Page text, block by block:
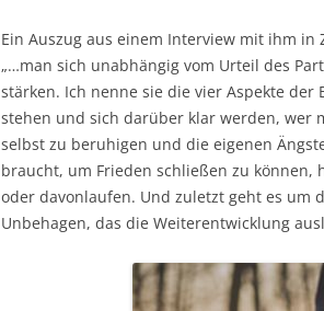
VERBITTERUNG
VERBITTERUNGSSTÖRUNG
NÄHE UND DISTANZ
GRENZEN
KINDERWUNSCH
Ein Auszug aus einem Interview mit ihm in
„…man sich unabhängig vom Urteil des
stärken. Ich nenne sie die vier Aspekte der
stehen und sich darüber klar werden, wer
selbst zu beruhigen und die eigenen
braucht, um Frieden schließen zu
oder davonlaufen. Und zuletzt geht es um
Unbehagen, das die Weiterentwicklung